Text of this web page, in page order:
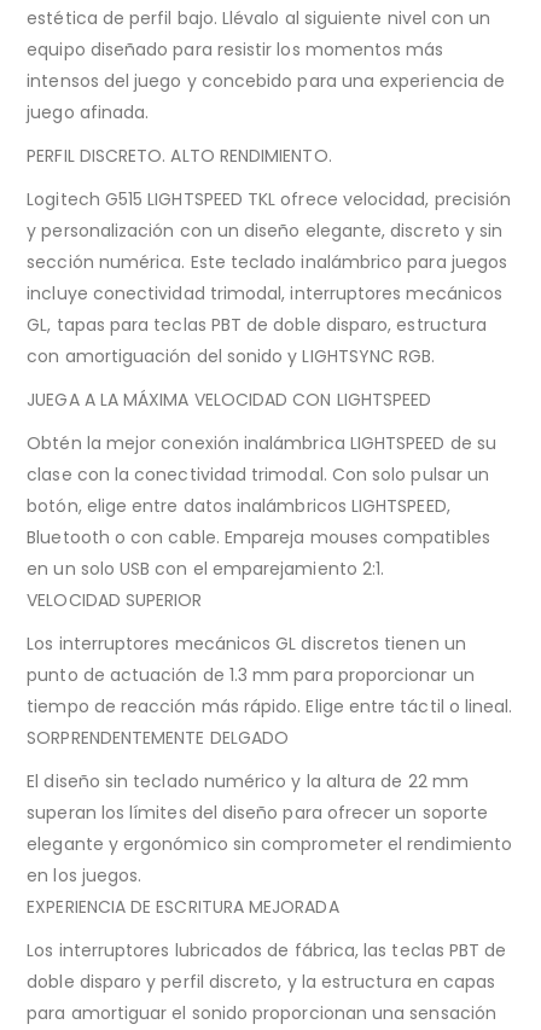
estética de perfil bajo. Llévalo al siguiente nivel con un
equipo diseñado para resistir los momentos más
intensos del juego y concebido para una experiencia de
juego afinada.
PERFIL DISCRETO. ALTO RENDIMIENTO.
Logitech G515 LIGHTSPEED TKL ofrece velocidad, precisión
y personalización con un diseño elegante, discreto y sin
sección numérica. Este teclado inalámbrico para juegos
incluye conectividad trimodal, interruptores mecánicos
GL, tapas para teclas PBT de doble disparo, estructura
con amortiguación del sonido y LIGHTSYNC RGB.
JUEGA A LA MÁXIMA VELOCIDAD CON LIGHTSPEED
Obtén la mejor conexión inalámbrica LIGHTSPEED de su
clase con la conectividad trimodal. Con solo pulsar un
botón, elige entre datos inalámbricos LIGHTSPEED,
Bluetooth o con cable. Empareja mouses compatibles
en un solo USB con el emparejamiento 2:1.
VELOCIDAD SUPERIOR
Los interruptores mecánicos GL discretos tienen un
punto de actuación de 1.3 mm para proporcionar un
tiempo de reacción más rápido. Elige entre táctil o lineal.
SORPRENDENTEMENTE DELGADO
El diseño sin teclado numérico y la altura de 22 mm
superan los límites del diseño para ofrecer un soporte
elegante y ergonómico sin comprometer el rendimiento
en los juegos.
EXPERIENCIA DE ESCRITURA MEJORADA
Los interruptores lubricados de fábrica, las teclas PBT de
doble disparo y perfil discreto, y la estructura en capas
para amortiguar el sonido proporcionan una sensación